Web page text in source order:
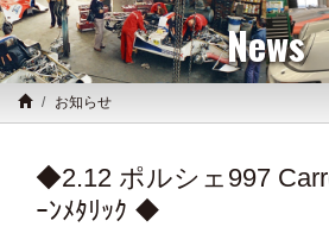
News
お知らせ
◆2.12 ポルシェ997
ｰﾝﾒﾀﾘｯｸ ◆